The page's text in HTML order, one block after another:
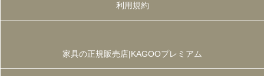
利用規約
家具の正規販売店|KAGOOプレミアム